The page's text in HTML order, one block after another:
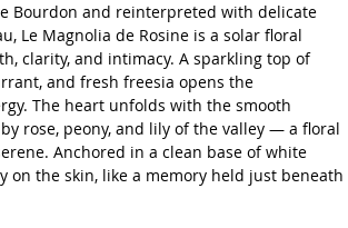
Bourdon and reinterpreted with delicate
Le Magnolia de Rosine is a solar floral
clarity, and intimacy. A sparkling top of
and fresh freesia opens the
The heart unfolds with the smooth
rose, peony, and lily of the valley — a floral
Anchored in a clean base of white
on the skin, like a memory held just beneath